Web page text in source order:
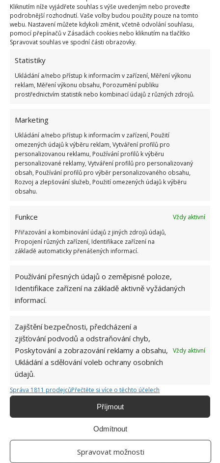
Kliknutím níže vyjádřete souhlas s výše uvedeným nebo proveďte
podrobnější rozhodnutí. Vaše volby budou použity pouze na tomto
webu. Nastavení můžete kdykoli změnit, včetně odvolání souhlasu,
pomocí přepínačů v Zásadách cookies nebo kliknutím na tlačítko
Spravovat souhlas ve spodní části obrazovky.
Statistiky
Ukládání a/nebo přístup k informacím v zařízení, Měření výkonu
reklam, Měření výkonu obsahu, Porozumění publiku
prostřednictvím statistik nebo kombinací údajů z různých zdrojů.
Marketing
Ukládání a/nebo přístup k informacím v zařízení, Použití
omezených údajů k výběru reklam, Vytváření profilů pro
personalizovanou reklamu, Používání profilů k výběru
personalizované reklamy, Vytváření profilů pro personalizovaný
obsah, Používání profilů pro výběr personalizovaného obsahu,
Rozvoj a zlepšování služeb, Použití omezených údajů k výběru
obsahu.
Funkce
Vždy aktivní
Přiřazování a kombinování údajů z jiných zdrojů údajů,
Propojení různých zařízení, Identifikace zařízení na
základě automaticky přenášených informací.
Používání přesných údajů o zeměpisné poloze,
Identifikace zařízení na základě aktivně vyžádaných
informací.
Zajištění bezpečnosti, předcházení a
zjišťování podvodů a odstraňování chyb,
Poskytování a zobrazování reklamy a obsahu,
Ukládání a sdělování voleb ochrany osobních
údajů.
Vždy aktivní
Správa 1811 prodejcůPřečtěte si více o těchto účelech
Příjmout
Odmítnout
Spravovat možnosti
případně nabídnout platinu k výkupu za výhodnou
cenu v pravý čas.
Jiří Kolář
velkým kutilem. V podstatě vše, co je
možné najít v j...[Více o autorovi]
OBLÍBENÉ ČLÁNKY
Kvíz na téma pionýrské tábory za socialismu:
Test znalostí o každodenní realitě za
dobrý přehled
23.6.2026